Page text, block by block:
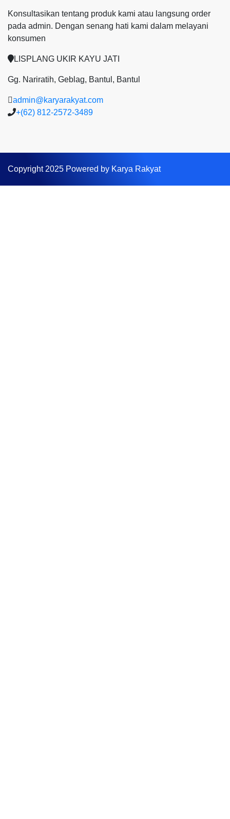
Konsultasikan tentang produk kami atau langsung order
pada admin. Dengan senang hati kami dalam melayani
konsumen
LISPLANG UKIR KAYU JATI
Gg. Nariratih, Geblag, Bantul, Bantul
admin@karyarakyat.com
+(62) 812-2572-3489
Copyright 2025 Powered by Karya Rakyat